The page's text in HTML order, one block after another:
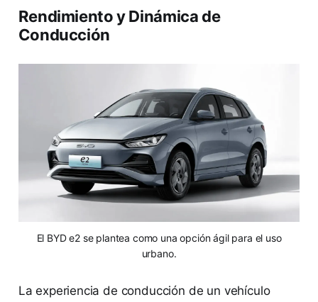
Rendimiento y Dinámica de
Conducción
El BYD e2 se plantea como una opción ágil para el uso
urbano.
La experiencia de conducción de un vehículo